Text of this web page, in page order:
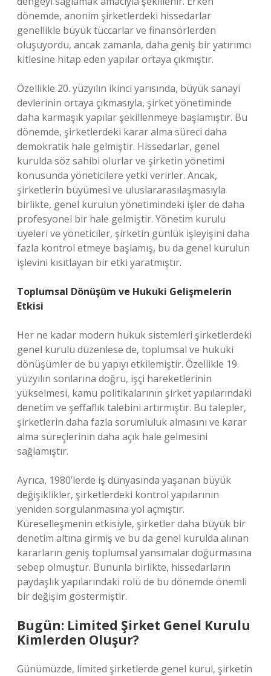
dönemde, anonim şirketlerdeki hissedarlar
genellikle büyük tüccarlar ve finansörlerden
oluşuyordu, ancak zamanla, daha geniş bir yatırımcı
kitlesine hitap eden yapılar ortaya çıkmıştır.
Özellikle 20. yüzyılın ikinci yarısında, büyük sanayi
devlerinin ortaya çıkmasıyla, şirket yönetiminde
daha karmaşık yapılar şekillenmeye başlamıştır. Bu
dönemde, şirketlerdeki karar alma süreci daha
demokratik hale gelmiştir. Hissedarlar, genel
kurulda söz sahibi olurlar ve şirketin yönetimi
konusunda yöneticilere yetki verirler. Ancak,
şirketlerin büyümesi ve uluslararasılaşmasıyla
birlikte, genel kurulun yönetimindeki işler de daha
profesyonel bir hale gelmiştir. Yönetim kurulu
üyeleri ve yöneticiler, şirketin günlük işleyişini daha
fazla kontrol etmeye başlamış, bu da genel kurulun
işlevini kısıtlayan bir etki yaratmıştır.
Toplumsal Dönüşüm ve Hukuki Gelişmelerin
Etkisi
Her ne kadar modern hukuk sistemleri şirketlerdeki
genel kurulu düzenlese de, toplumsal ve hukuki
dönüşümler de bu yapıyı etkilemiştir. Özellikle 19.
yüzyılın sonlarına doğru, işçi hareketlerinin
yükselmesi, kamu politikalarının şirket yapılarındaki
denetim ve şeffaflık talebini artırmıştır. Bu talepler,
şirketlerin daha fazla sorumluluk almasını ve karar
alma süreçlerinin daha açık hale gelmesini
sağlamıştır.
Ayrıca, 1980’lerde iş dünyasında yaşanan büyük
değişiklikler, şirketlerdeki kontrol yapılarının
yeniden sorgulanmasına yol açmıştır.
Küreselleşmenin etkisiyle, şirketler daha büyük bir
denetim altına girmiş ve bu da genel kurulda alınan
kararların geniş toplumsal yansımalar doğurmasına
sebep olmuştur. Bununla birlikte, hissedarların
paydaşlık yapılarındaki rolü de bu dönemde önemli
bir değişim göstermiştir.
Bugün: Limited Şirket Genel Kurulu
Kimlerden Oluşur?
Günümüzde, limited şirketlerde genel kurul, şirketin